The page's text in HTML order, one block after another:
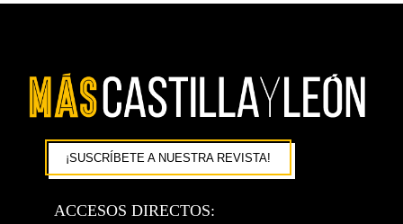
¡SUSCRÍBETE A NUESTRA REVISTA!
ACCESOS DIRECTOS: